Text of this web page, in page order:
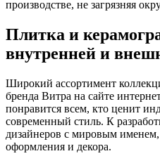
производстве, не загрязняя
Плитка и
внутренней и
Широкий ассортимент
бренда Витра на сайте
понравится всем, кто ценит
современный стиль. К
дизайнеров с мировым
оформления и декора.